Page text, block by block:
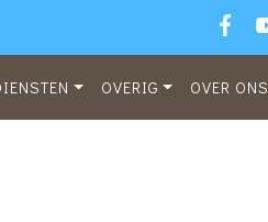
OVERIG OVER ONS